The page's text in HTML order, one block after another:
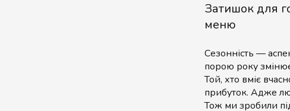
Затишок для
меню
Сезонність —
порою року
Той, хто вміє
прибуток. Адже
Тож ми зробили